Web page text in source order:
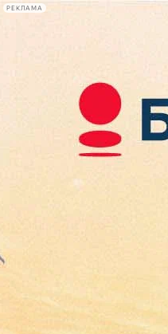
РЕКЛАМА
Сегодня:
2026.08.10
08:18
Афиша Plus